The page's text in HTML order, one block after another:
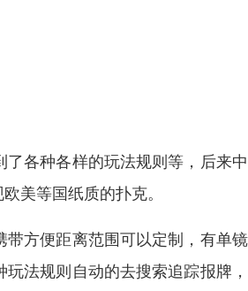
各种各样的玩法规则等，后来
美等国纸质的扑克。
方便距离范围可以定制，有单
法规则自动的去搜索追踪报牌